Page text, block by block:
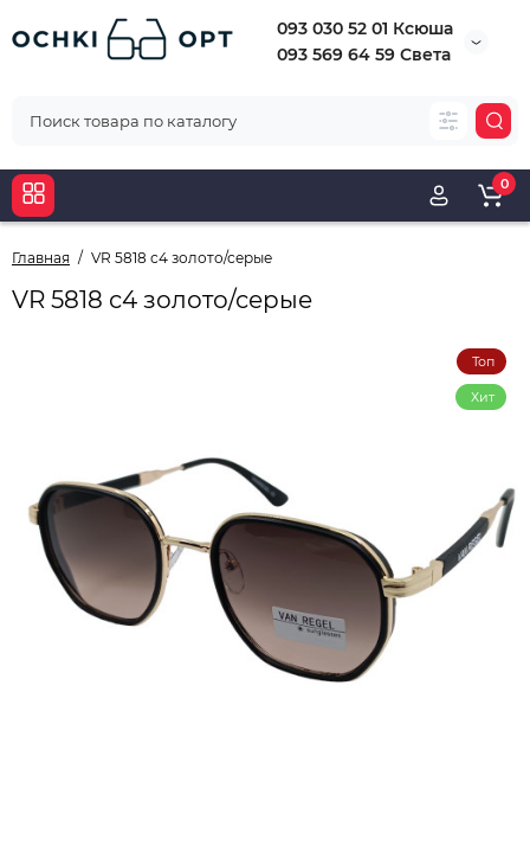
093 030 52 01 Ксюша
093 569 64 59 Света
0
Главная VR 5818 с4 золото/серые
VR 5818 с4 золото/серые
Топ
Хит